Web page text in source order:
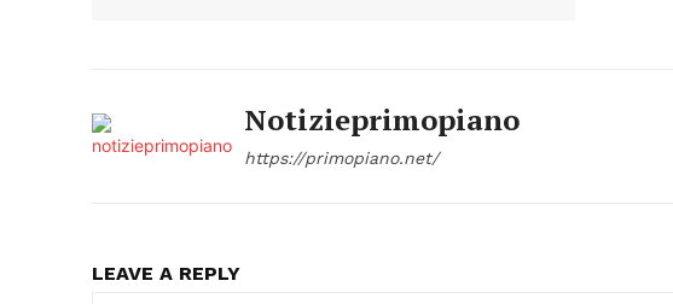
Notizieprimopiano
https://primopiano.net/
LEAVE A REPLY